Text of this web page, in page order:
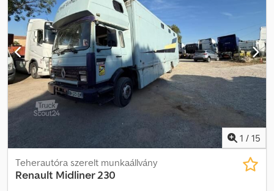
állítás> M-fülke> Oldalra kihúzható támaszok> Oldalsó
fényvisszaverők> Oldalsó tárolórekeszek> Biztosítéktábla>
Aláfutásgátló> Codsyzu Ifopfx Ai Aerf Szerszámosláda>
Gumiabroncs elöl:15 mm hátul: 13 mm Tengelytáv 3600 mm 7 lapos
laprugózás Jó állapot!!! Extra felszereltség * Emelőkosár
teherbírása 265 kg Ruthmann hidraulikus emelőkosár> Alumínium
könnyített lemez platform * További képek/videó WhatsApp-on
1 / 15
Teherautóra szerelt munkaállvány
Renault Midliner 230